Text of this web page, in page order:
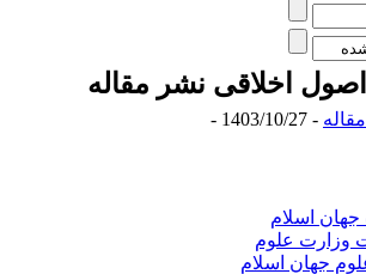
اخلاقی نشر مقاله
- 1403/10/27 -
اسلام
علوم
جهان اسلام